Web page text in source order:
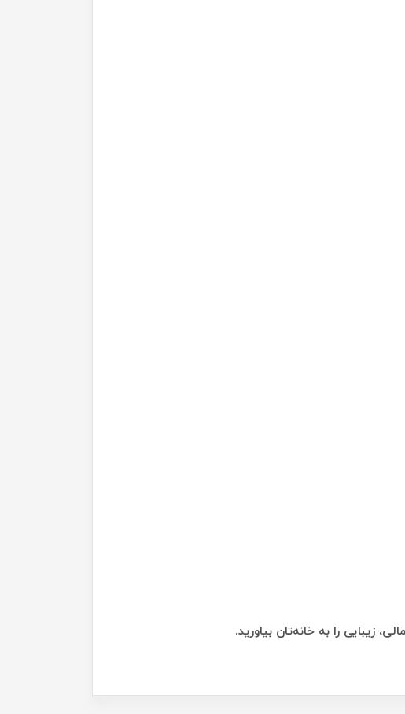
زیبایی را به خانه‌تان بیاورید.